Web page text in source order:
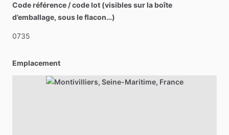
Code référence / code lot (visibles sur la boîte
d’emballage, sous le flacon…)
0735
Emplacement